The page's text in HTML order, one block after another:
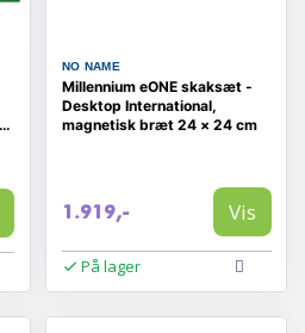
NO NAME
Millennium eONE skaksæt -
Desktop International,
magnetisk bræt 24 × 24 cm
1.919,- Vis
På lager